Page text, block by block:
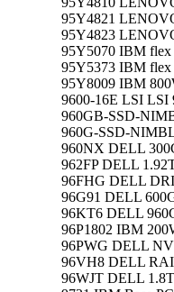
95Y4821
95Y4823
95Y5070 IBM flex
95Y5373 IBM flex
95Y8009 IBM
9600-16E LSI LSI
960GB-SSD-
960G-SSD-
960NX DELL
962FP DELL
96FHG DELL
96G91 DELL
96KT6 DELL
96P1802 IBM
96PWG DELL
96VH8 DELL
96WJT DELL